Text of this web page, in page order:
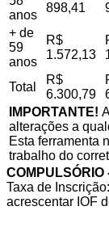
anos
898,41
+ de
59
anos
R$
1.572,13
Total
R$
6.300,79
IMPORTANTE!
alterações a
Esta ferramenta
trabalho do
COMPULSÓRIO
Taxa de
acrescentar IOF